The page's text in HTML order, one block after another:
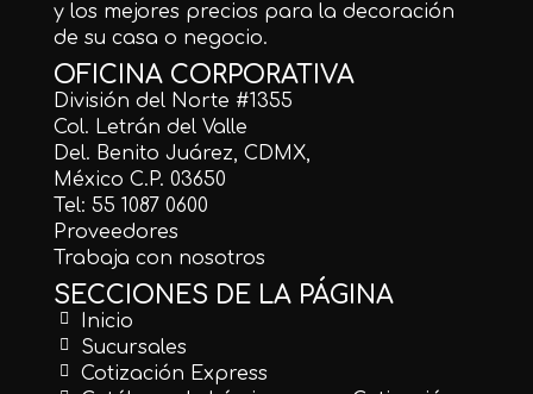
y los mejores precios para la decoración
de su casa o negocio.
OFICINA CORPORATIVA
División del Norte #1355
Col. Letrán del Valle
Del. Benito Juárez, CDMX,
México C.P. 03650
Tel: 55 1087 0600
Proveedores
Trabaja con nosotros
SECCIONES DE LA PÁGINA
Inicio
Sucursales
Cotización Express